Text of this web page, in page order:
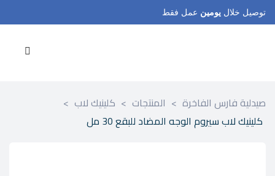
توصيل خلال يومين عمل فقط
صيدلية فارس الفاخرة > المنتجات > كلينيك لاب >
كلينيك لاب سيروم الوجه المضاد للبقع 30 مل